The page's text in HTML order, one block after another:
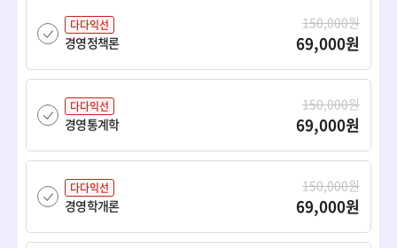
다다익선
경영정책론
150,000원
69,000원
다다익선
경영통계학
150,000원
69,000원
다다익선
경영학개론
150,000원
69,000원